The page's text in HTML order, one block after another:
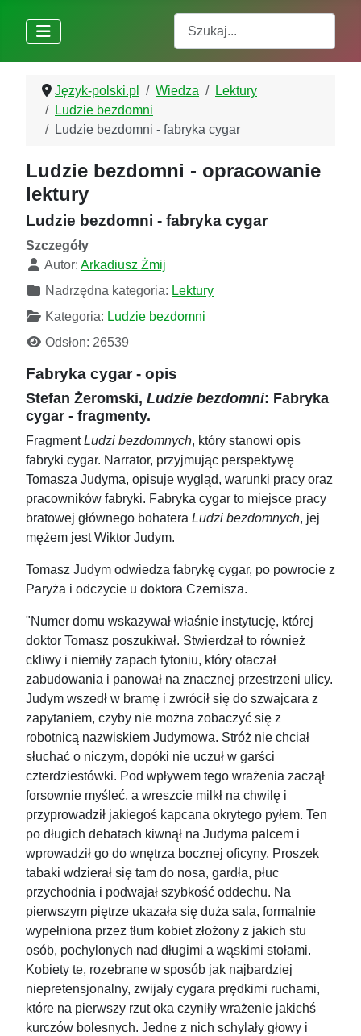
Język-polski.pl Wiedza
Lektury
Ludzie bezdomni
Ludzie bezdomni - fabryka cygar
Ludzie bezdomni - opracowanie
lektury
Ludzie bezdomni - fabryka cygar
Szczegóły
Autor: Arkadiusz Żmij
Nadrzędna kategoria: Lektury
Kategoria: Ludzie bezdomni
Odsłon: 26539
Fabryka cygar - opis
Stefan Żeromski, Ludzie bezdomni: Fabryka
cygar - fragmenty.
FragmentLudzi bezdomnych, który stanowi opis
fabryki cygar. Narrator, przyjmując perspektywę
Tomasza Judyma, opisuje wygląd, warunki pracy oraz
pracowników fabryki. Fabryka cygar to miejsce pracy
bratowej głównego bohatera Ludzi bezdomnych, jej
mężem jest Wiktor Judym.
Tomasz Judym odwiedza fabrykę cygar, po powrocie z
Paryża i odczycie u doktora Czernisza.
"Numer domu wskazywał właśnie instytucję, której
doktor Tomasz poszukiwał. Stwierdzał to również
ckliwy i niemiły zapach tytoniu, który otaczał
zabudowania i panował na znacznej przestrzeni ulicy.
Judym wszedł w bramę i zwrócił się do szwajcara z
zapytaniem, czyby nie można zobaczyć się z
robotnicą nazwiskiem Judymowa. Stróż nie chciał
słuchać o niczym, dopóki nie uczuł w garści
czterdziestówki. Pod wpływem tego wrażenia zaczął
forsownie myśleć, a wreszcie milkł na chwilę i
przyprowadził jakiegoś kapcana okrytego pyłem. Ten
po długich debatach kiwnął na Judyma palcem i
wprowadził go do wnętrza bocznej oficyny. Proszek
tabaki wdzierał się tam do nosa, gardła, płuc
przychodnia i podwajał szybkość oddechu. Na
pierwszym piętrze ukazała się duża sala, formalnie
wypełniona przez tłum kobiet złożony z jakich stu
osób, pochylonych nad długimi a wąskimi stołami.
Kobiety te, rozebrane w sposób jak najbardziej
niepretensjonalny, zwijały cygara prędkimi ruchami,
które na pierwszy rzut oka czyniły wrażenie jakichś
kurczów bolesnych. Jedne z nich schylały głowy i